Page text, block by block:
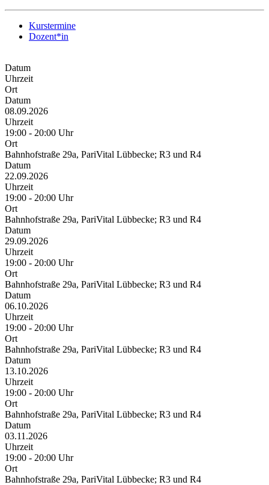
Kurstermine
Dozent*in
Datum
Uhrzeit
Ort
Datum
08.09.2026
Uhrzeit
19:00 - 20:00 Uhr
Ort
Bahnhofstraße 29a, PariVital Lübbecke; R3 und R4
Datum
22.09.2026
Uhrzeit
19:00 - 20:00 Uhr
Ort
Bahnhofstraße 29a, PariVital Lübbecke; R3 und R4
Datum
29.09.2026
Uhrzeit
19:00 - 20:00 Uhr
Ort
Bahnhofstraße 29a, PariVital Lübbecke; R3 und R4
Datum
06.10.2026
Uhrzeit
19:00 - 20:00 Uhr
Ort
Bahnhofstraße 29a, PariVital Lübbecke; R3 und R4
Datum
13.10.2026
Uhrzeit
19:00 - 20:00 Uhr
Ort
Bahnhofstraße 29a, PariVital Lübbecke; R3 und R4
Datum
03.11.2026
Uhrzeit
19:00 - 20:00 Uhr
Ort
Bahnhofstraße 29a, PariVital Lübbecke; R3 und R4